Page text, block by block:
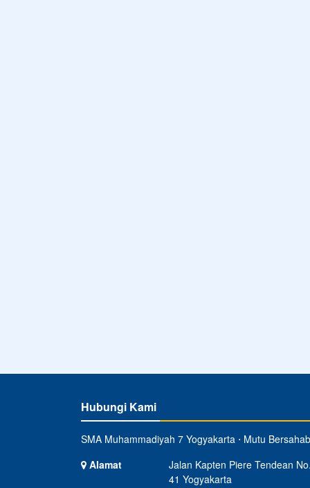
Hubungi Kami
SMA Muhammadiyah 7 Yogyakarta ⋅ Mutu
Alamat
Jalan Kapten Piere Tendean
41 Yogyakarta